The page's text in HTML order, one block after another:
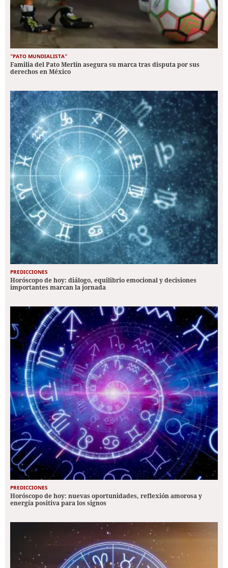
"PATO MUNDIALISTA"
Familia del Pato Merlín asegura su marca tras disputa por sus
derechos en México
PREDICCIONES
Horóscopo de hoy: diálogo, equilibrio emocional y decisiones
importantes marcan la jornada
PREDICCIONES
Horóscopo de hoy: nuevas oportunidades, reflexión amorosa y
energía positiva para los signos